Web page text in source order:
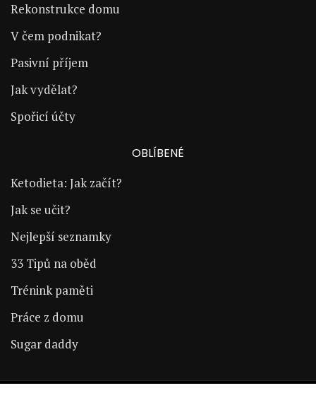
Rekonstrukce domu
V čem podnikat?
Pasivní příjem
Jak vydělat?
Spořicí účty
OBLÍBENÉ
Ketodieta: Jak začít?
Jak se učit?
Nejlepší seznamky
33 Tipů na oběd
Trénink paměti
Práce z domu
Sugar daddy